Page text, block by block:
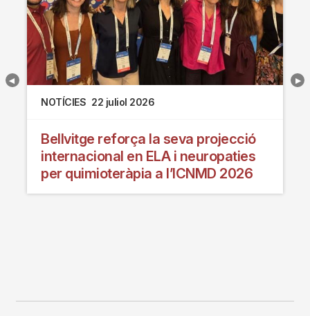
NOTÍCIES 22 juliol 2026
Bellvitge reforça la seva projecció
internacional en ELA i neuropaties
per quimioteràpia a l’ICNMD 2026